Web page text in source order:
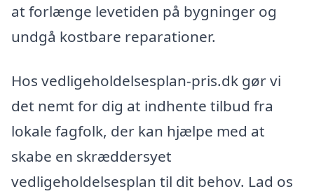
at forlænge levetiden på bygninger og
undgå kostbare reparationer.
Hos vedligeholdelsesplan-pris.dk gør vi
det nemt for dig at indhente tilbud fra
lokale fagfolk, der kan hjælpe med at
skabe en skræddersyet
vedligeholdelsesplan til dit behov. Lad os